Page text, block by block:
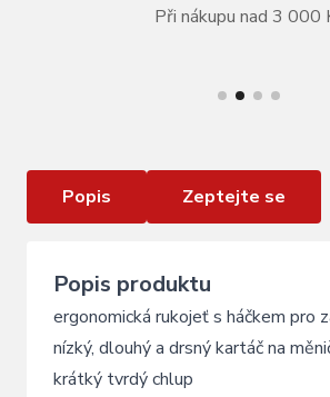
Při nákupu nad 3 000
Popis Zeptejte se
Popis produktu
ergonomická rukojeť s háčkem pro
nízký, dlouhý a drsný kartáč na
krátký tvrdý chlup